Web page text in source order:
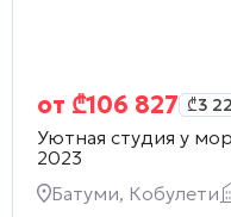
от ₾106 827 ₾3
Уютная студия у
2023
Батуми, Кобулети